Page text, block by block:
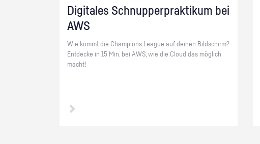
Di­gi­ta­les Schnup­per­prak­ti­kum bei
AWS
Wie kommt die Cham­pi­ons Le­ague auf dei­nen Bild­schirm?
Ent­de­cke in 15 Min. bei AWS, wie die Cloud das mög­lich
macht!